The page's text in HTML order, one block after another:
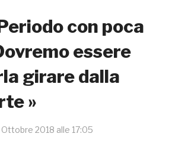
con poca
essere
girare dalla
»
Ottobre 2018 alle 17:05